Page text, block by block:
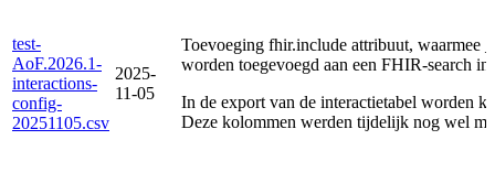
test-
AoF.2026.1-
interactions-
config-
20251105.csv
2025-
11-05
Toevoeging fhir.include attribuut, waarmee
worden toegevoegd aan een FHIR-search
In de export van de interactietabel worden
Deze kolommen werden tijdelijk nog wel